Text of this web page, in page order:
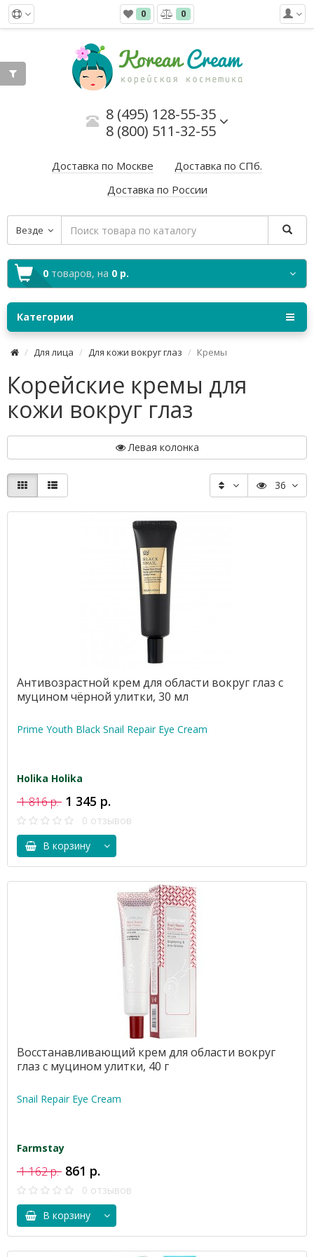
0 0
8 (495) 128-55-35
8 (800) 511-32-55
Доставка по Москве
Доставка по СПб.
Доставка по России
Везде
0 товаров, на 0 р.
Категории
Для лица Для кожи вокруг глаз Кремы
Корейские кремы для
кожи вокруг глаз
Левая колонка
36
Антивозрастной крем для области вокруг глаз с
муцином чёрной улитки, 30 мл
Prime Youth Black Snail Repair Eye Cream
Holika Holika
1 816 р. 1 345 р.
0 отзывов
В корзину
Восстанавливающий крем для области вокруг
глаз с муцином улитки, 40 г
Snail Repair Eye Cream
Farmstay
1 162 р. 861 р.
0 отзывов
В корзину